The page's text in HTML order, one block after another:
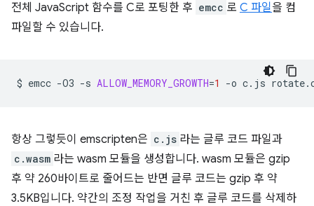
전체 JavaScript 함수를 C로 포팅한 후 emcc 로 C 파일을 컴
파일할 수 있습니다.
$ emcc -O3 -s ALLOW_MEMORY_GROWTH=1 -o c.js
항상 그렇듯이 emscripten은 c.js 라는 글루 코드 파일과
c.wasm 라는 wasm 모듈을 생성합니다. wasm 모듈은 gzip
후 약 260바이트로 줄어드는 반면 글루 코드는 gzip 후 약
3.5KB입니다. 약간의 조정 작업을 거친 후 글루 코드를 삭제하